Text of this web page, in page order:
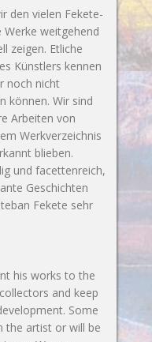
den vielen Fekete-
Werke weitgehend
zeigen. Etliche
Künstlers kennen
noch nicht
können. Wir sind
Arbeiten von
Werkverzeichnis
blieben.
und facettenreich,
Geschichten
Fekete sehr
his works to the
and keep
Some
the artist or will be